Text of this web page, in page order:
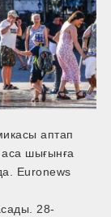
аптап
шығынға
Euronews
28-